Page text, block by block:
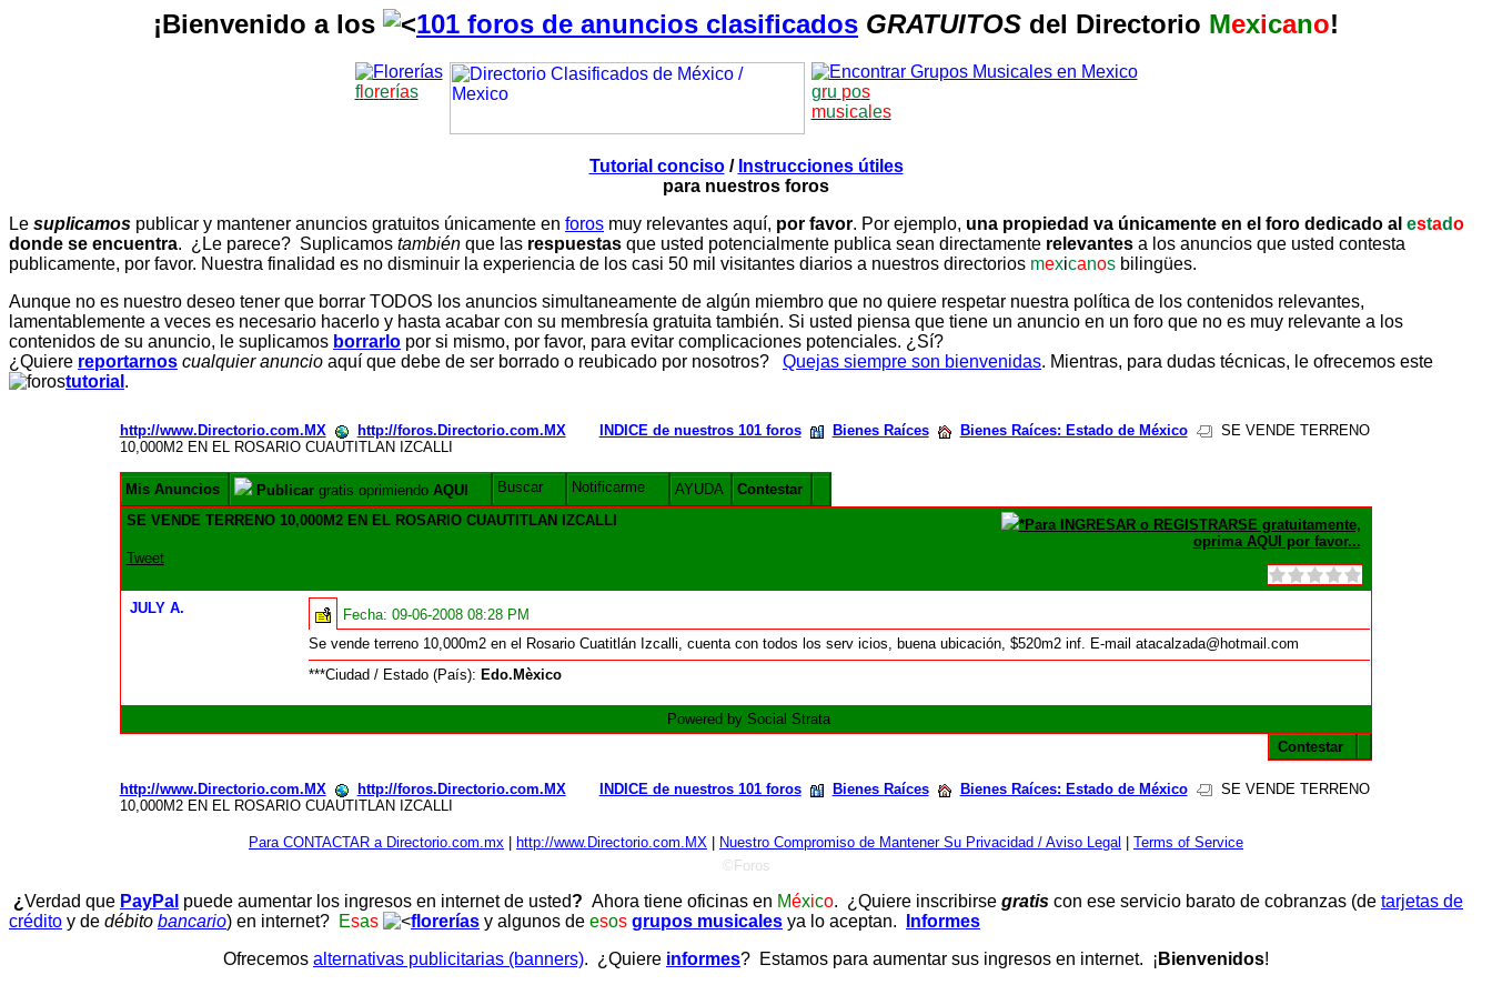
¡Bienvenido a los 101 foros de anuncios clasificados GRATUITOS del Directorio Mexicano!
florerías gru pos
musica es
Tutorial conciso/ Instrucciones útiles
para nuestros foros
Le suplicamos publicar y mantener anuncios gratuitos únicamente en foros muy relevantes aquí, por favor. Por ejemplo, una propiedad va únicamente en el foro dedicado al estado
donde se encuentra. ¿Le parece? Suplicamos también que las respuestas que usted potencialmente publica sean directamente relevantes a los anuncios que usted contesta
publicamente, por favor. Nuestra finalidad es no disminuir la experiencia de los casi 50 mil visitantes diarios a nuestros directorios mexicanos bilingües.
Aunque no es nuestro deseo tener que borrar TODOS los anuncios simultaneamente de algún miembro que no quiere respetar nuestra política de los contenidos relevantes,
lamentablemente a veces es necesario hacerlo y hasta acabar con su membresía gratuita también. Si usted piensa que tiene un anuncio en un foro que no es muy relevante a los
contenidos de su anuncio, le suplicamos borrarlo por si mismo, por favor, para evitar complicaciones potenciales. ¿Sí?
¿Quiere reportarnos cualquier anuncio aquí que debe de ser borrado o reubicado por nosotros? Quejas siempre son bienvenidas. Mientras, para dudas técnicas, le ofrecemos este
tutorial .
http://www.Directorio.com.MX http://foros.Directorio.com.MX INDICE de nuestros 101 foros Bienes Raíces Bienes Raíces: Estado de México
SE VENDE TERRENO
10,000M2 EN EL ROSARIO CUAUTITLAN IZCALLI
Mis Anuncios Publicargratis oprimiendo AQUI Buscar Notificarme AYUDA
Contestar
SE VENDE TERRENO 10,000M2 EN EL ROSARIO CUAUTITLAN IZCALLI
Tweet
*Para INGRESAR o REGISTRARSE gratuitamente,
oprima AQUI por favor...
JULY A. Fecha: 09-06-2008 08:28 PM
Se vende terreno 10,000m2 en el Rosario Cuatitlán Izcalli, cuenta con todos los serv icios, buena ubicación, $520m2 inf. E-mail atacalzada@hotmail.com
***Ciudad / Estado (País): Edo.Mèxico
Powered by Social Strata
Contestar
http://www.Directorio.com.MX http://foros.Directorio.com.MX INDICE de nuestros 101 foros Bienes Raíces Bienes Raíces: Estado de México
SE VENDE TERRENO
10,000M2 EN EL ROSARIO CUAUTITLAN IZCALLI
Para CONTACTAR a Directorio.com.mx http://www.Directorio.com.MX Nuestro Compromiso de Mantener Su Privacidad / Aviso Legal
Terms of Service
©Foros
¿Verdad que PayPal puede aumentar los ingresos en internet de usted? Ahora tiene oficinas en México. ¿Quiere inscribirse gratis con ese servicio barato de cobranzas (de tarjetas de
crédito y de débito bancario) en internet? Esas florerías y algunos de esos grupos musicales ya lo aceptan.
Informes
Ofrecemos alternativas publicitarias (banners). ¿Quiere informes? Estamos para aumentar sus ingresos en internet. ¡ Bienvenidos!